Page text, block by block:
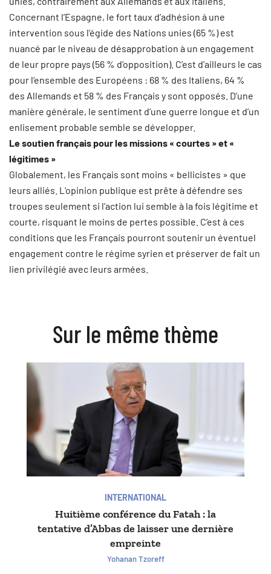
Concernant l’Espagne, le fort taux d’adhésion à une
intervention sous l’égide des Nations unies (65 %) est
nuancé par le niveau de désapprobation à un engagement
de leur propre pays (56 % d’opposition). C’est d’ailleurs le cas
pour l’ensemble des Européens : 68 % des Italiens, 64 %
des Allemands et 58 % des Français y sont opposés. D’une
manière générale, le sentiment d’une guerre longue et d’un
enlisement probable semble se développer.
Le soutien français pour les missions « courtes » et «
légitimes »
Globalement, les Français sont moins « bellicistes » que
leurs alliés. L’opinion publique est prête à défendre ses
troupes seulement si l’action lui semble à la fois légitime et
courte, risquant le moins de pertes possible. C’est à ces
conditions que les Français pourront soutenir un éventuel
engagement contre le régime syrien et préserver de fait un
lien privilégié avec leurs armées.
Sur le même thème
INTERNATIONAL
Huitième conférence du Fatah : la
tentative d’Abbas de laisser une dernière
empreinte
Yohanan Tzoreff